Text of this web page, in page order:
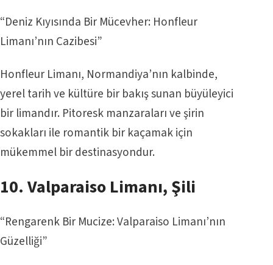
“Deniz Kıyısında Bir Mücevher: Honfleur
Limanı’nın Cazibesi”
Honfleur Limanı, Normandiya’nın kalbinde,
yerel tarih ve kültüre bir bakış sunan büyüleyici
bir limandır. Pitoresk manzaraları ve şirin
sokakları ile romantik bir kaçamak için
mükemmel bir destinasyondur.
10. Valparaiso Limanı, Şili
“Rengarenk Bir Mucize: Valparaiso Limanı’nın
Güzelliği”